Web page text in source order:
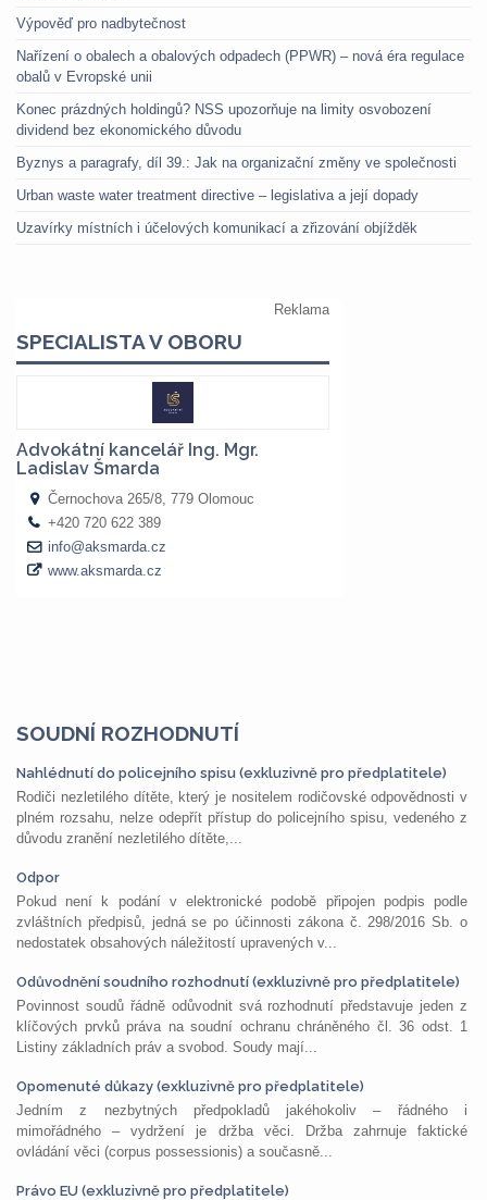
Výpověď pro nadbytečnost
Nařízení o obalech a obalových odpadech (PPWR) – nová éra regulace
obalů v Evropské unii
Konec prázdných holdingů? NSS upozorňuje na limity osvobození
dividend bez ekonomického důvodu
Byznys a paragrafy, díl 39.: Jak na organizační změny ve společnosti
Urban waste water treatment directive – legislativa a její dopady
Uzavírky místních i účelových komunikací a zřizování objížděk
SOUDNÍ ROZHODNUTÍ
Nahlédnutí do policejního spisu (exkluzivně pro předplatitele)
Rodiči nezletilého dítěte, který je nositelem rodičovské odpovědnosti v
plném rozsahu, nelze odepřít přístup do policejního spisu, vedeného z
důvodu zranění nezletilého dítěte,...
Odpor
Pokud není k podání v elektronické podobě připojen podpis podle
zvláštních předpisů, jedná se po účinnosti zákona č. 298/2016 Sb. o
nedostatek obsahových náležitostí upravených v...
Odůvodnění soudního rozhodnutí (exkluzivně pro předplatitele)
Povinnost soudů řádně odůvodnit svá rozhodnutí představuje jeden z
klíčových prvků práva na soudní ochranu chráněného čl. 36 odst. 1
Listiny základních práv a svobod. Soudy mají...
Opomenuté důkazy (exkluzivně pro předplatitele)
Jedním z nezbytných předpokladů jakéhokoliv – řádného i
mimořádného – vydržení je držba věci. Držba zahrnuje faktické
ovládání věci (corpus possessionis) a současně...
Právo EU (exkluzivně pro předplatitele)